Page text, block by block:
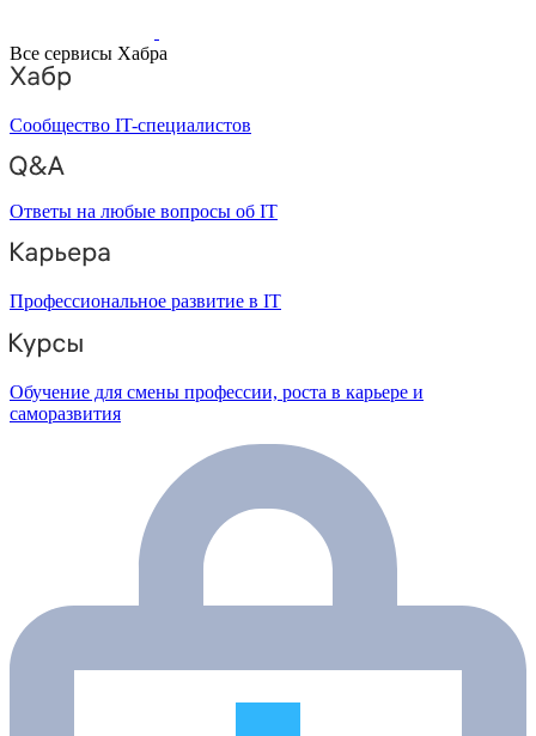
Все сервисы Хабра
Сообщество IT-специалистов
Ответы на любые вопросы об IT
Профессиональное развитие в IT
Обучение для смены профессии, роста в карьере и
саморазвития